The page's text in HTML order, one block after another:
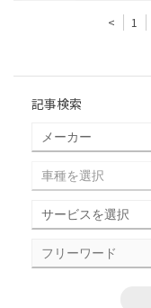
< 1
記事検索